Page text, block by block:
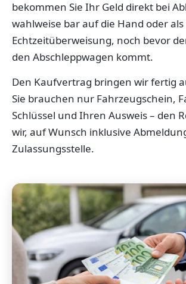
bekommen Sie Ihr Geld direkt bei
wahlweise bar auf die Hand oder als
Echtzeitüberweisung, noch bevor
den Abschleppwagen kommt.
Den Kaufvertrag bringen wir fertig
Sie brauchen nur Fahrzeugschein,
Schlüssel und Ihren Ausweis – den
wir, auf Wunsch inklusive
Zulassungsstelle.